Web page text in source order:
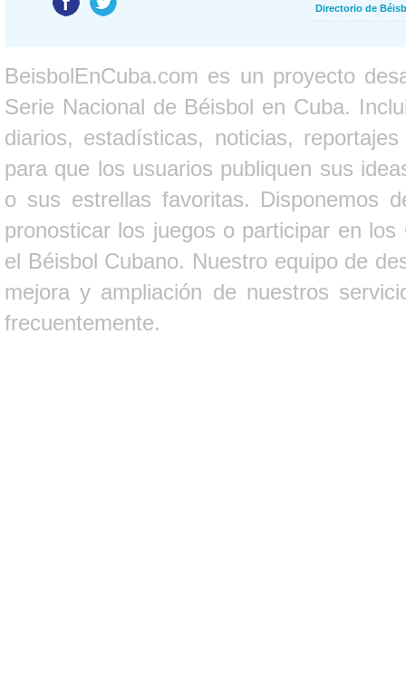
Directorio de
BeisbolEnCuba.com es un proyecto
Serie Nacional de Béisbol en Cuba.
diarios, estadísticas, noticias,
para que los usuarios publiquen sus
o sus estrellas favoritas. Disponemos
pronosticar los juegos o participar en
el Béisbol Cubano. Nuestro equipo de
mejora y ampliación de nuestros
frecuentemente.